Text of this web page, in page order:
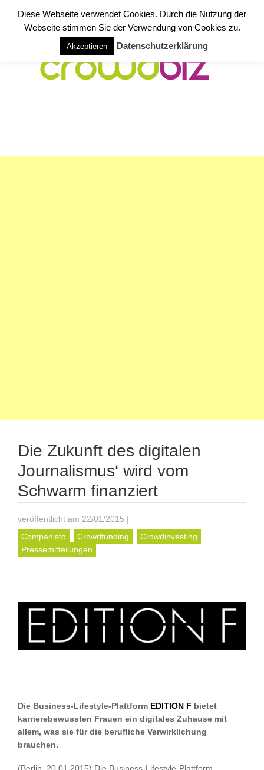
Die Zukunft des digitalen
Journalismus‘ wird vom
Schwarm finanziert
veröffentlicht am 22/01/2015 |
Companisto
Crowdfunding
Crowdinvesting
Pressemitteilungen
Die Business-Lifestyle-Plattform EDITION F bietet
karrierebewussten Frauen ein digitales Zuhause mit
allem, was sie für die berufliche Verwirklichung
brauchen.
(Berlin, 20.01.2015) Die Business-Lifestyle-Plattform
Diese Webseite verwendet Cookies. Durch die Nutzung der
Webseite stimmen Sie der Verwendung von Cookies zu.
Akzeptieren Datenschutzerklärung